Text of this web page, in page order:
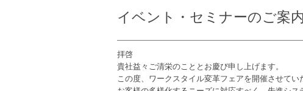
イベント・セミナーのご案内
拝啓
貴社益々ご清栄のこととお慶び申し上げます。
この度、ワークスタイル変革フェアを開催させて